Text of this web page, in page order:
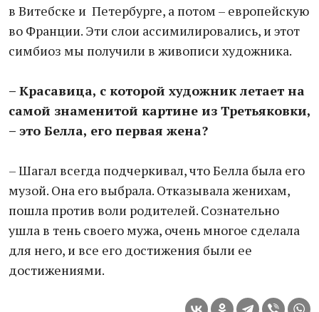
в Витебске и Петербурге, а потом – европейскую
во Франции. Эти слои ассимилировались, и этот
симбиоз мы получили в живописи художника.
– Красавица, с которой художник летает на
самой знаменитой картине из Третьяковки,
– это Белла, его первая жена?
– Шагал всегда подчеркивал, что Белла была его
музой. Она его выбрала. Отказывала женихам,
пошла против воли родителей. Сознательно
ушла в тень своего мужа, очень многое сделала
для него, и все его достижения были ее
достижениями.